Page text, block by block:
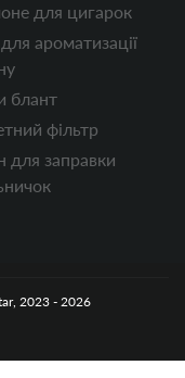
для цигарок
ароматизації
блант
фільтр
для заправки
2023 - 2026